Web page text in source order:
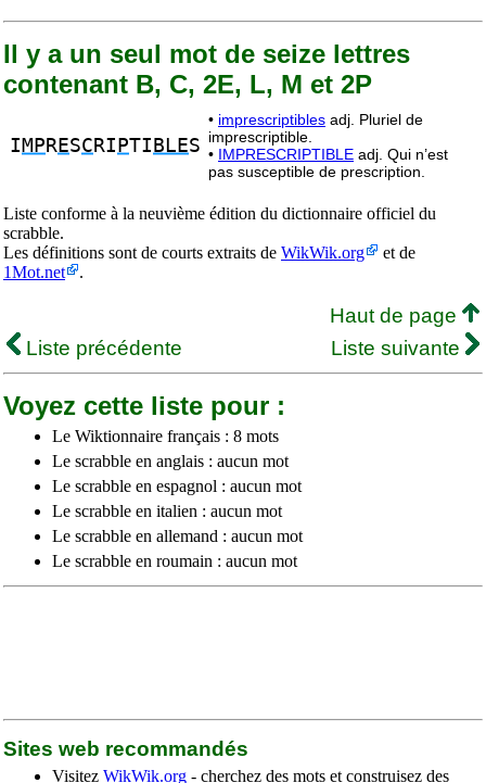
Il y a un seul mot de seize lettres
contenant B, C, 2E, L, M et 2P
I MP RESC RI PTI BLES
• imprescriptibles adj. Pluriel de
imprescriptible.
• IMPRESCRIPTIBLE adj. Qui n’est
pas susceptible de prescription.
Liste conforme à la neuvième édition du dictionnaire officiel du
scrabble.
Les définitions sont de courts extraits de WikWik.org
et de
1Mot.net
.
Haut de page
Liste précédente
Liste suivante
Voyez cette liste pour :
Le Wiktionnaire français : 8 mots
Le scrabble en anglais : aucun mot
Le scrabble en espagnol : aucun mot
Le scrabble en italien : aucun mot
Le scrabble en allemand : aucun mot
Le scrabble en roumain : aucun mot
Sites web recommandés
Visitez WikWik.org - cherchez des mots et construisez des